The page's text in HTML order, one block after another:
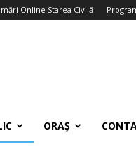
Online Starea Civilă
ORAȘ